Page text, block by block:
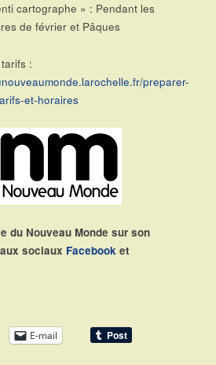
cartographe » : Pendant les
de février et Pâques
:
preparer-
et-horaires
du Nouveau Monde sur son
sociaux Facebook et
E-mail